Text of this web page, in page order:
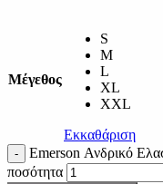
Μέγεθος
S
M
L
XL
XXL
Εκκαθάριση
Emerson Ανδρικό
ποσότητα